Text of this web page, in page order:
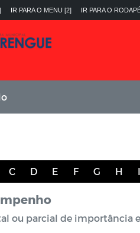
IR PARA O MENU [2] IR PARA O
C D E F G H I
ou parcial de importância